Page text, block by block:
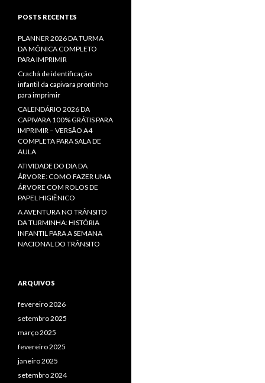
POSTS RECENTES
PLANNER 2026 DA TURMA
DA MÔNICA COMPLETO
PARA IMPRIMIR
Crachá de identificação
infantil da capivara prontinho
para imprimir
CALENDÁRIO 2026 DA
CAPIVARA 100% GRÁTIS PARA
IMPRIMIR – VERSÃO A4
COMPLETA PARA SALA DE
AULA
ATIVIDADE DO DIA DA
ÁRVORE: COMO FAZER UMA
ÁRVORE COM ROLOS DE
PAPEL HIGIÊNICO
A AVENTURA NO TRÂNSITO
DA TURMINHA: HISTÓRIA
INFANTIL PARA A SEMANA
NACIONAL DO TRÂNSITO
ARQUIVOS
fevereiro 2026
setembro 2025
março 2025
fevereiro 2025
janeiro 2025
setembro 2024